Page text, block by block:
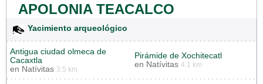
APOLONIA TEACALCO
Yacimiento arqueológico
Antigua ciudad olmeca de
Cacaxtla
en Natívitas 3.5 km
Pirámide de Xochitecatl
en Natívitas 4.1 km